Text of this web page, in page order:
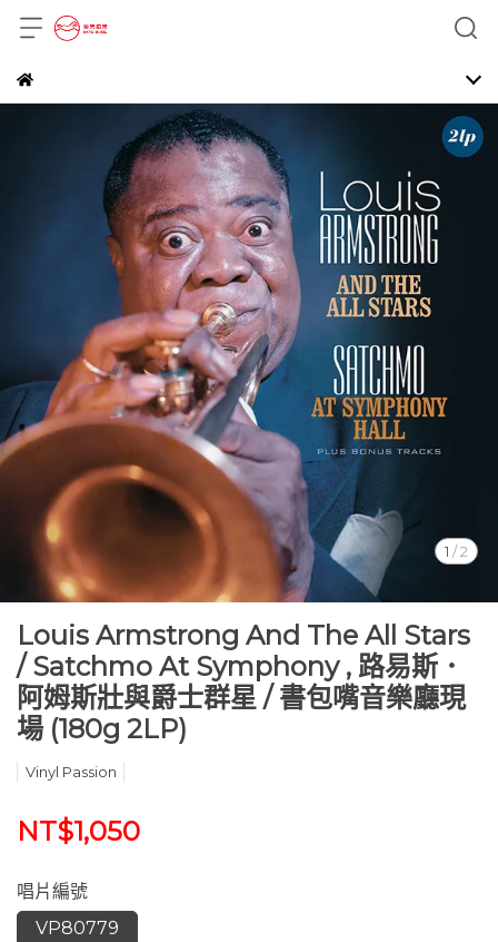
1 /2
Louis Armstrong And The All Stars
/ Satchmo At Symphony , 路易斯．
阿姆斯壯與爵士群星 / 書包嘴音樂廳現
場 (180g 2LP)
Vinyl Passion
NT$1,050
唱片編號
VP80779